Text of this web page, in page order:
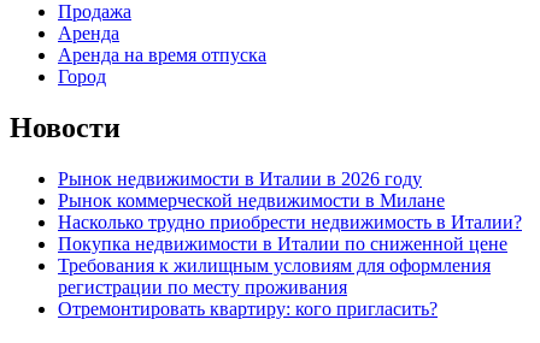
Продажа
Аренда
Аренда на время отпуска
Город
Новости
Рынок недвижимости в Италии в 2026 году
Рынок коммерческой недвижимости в Милане
Насколько трудно приобрести недвижимость в Италии?
Покупка недвижимости в Италии по сниженной цене
Требования к жилищным условиям для оформления
регистрации по месту проживания
Отремонтировать квартиру: кого пригласить?